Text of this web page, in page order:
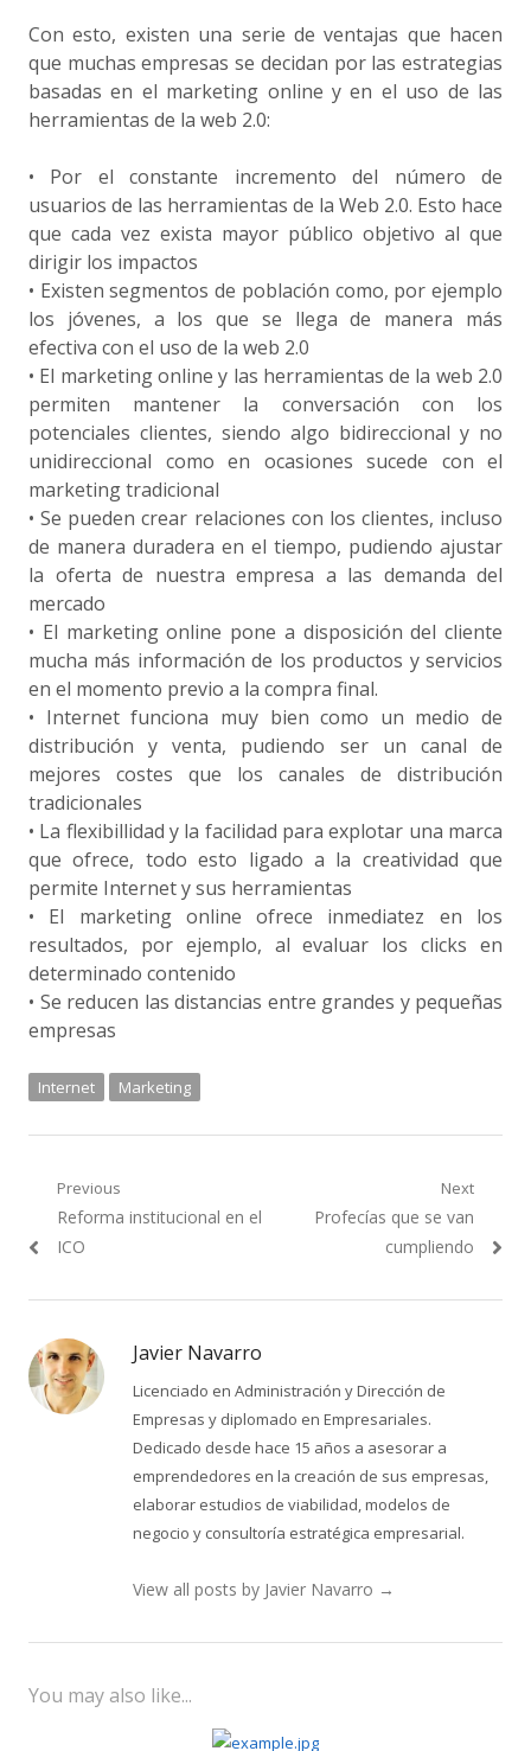
Con esto, existen una serie de ventajas que hacen
que muchas empresas se decidan por las estrategias
basadas en el marketing online y en el uso de las
herramientas de la web 2.0:
• Por el constante incremento del número de
usuarios de las herramientas de la Web 2.0. Esto hace
que cada vez exista mayor público objetivo al que
dirigir los impactos
• Existen segmentos de población como, por ejemplo
los jóvenes, a los que se llega de manera más
efectiva con el uso de la web 2.0
• El marketing online y las herramientas de la web 2.0
permiten mantener la conversación con los
potenciales clientes, siendo algo bidireccional y no
unidireccional como en ocasiones sucede con el
marketing tradicional
• Se pueden crear relaciones con los clientes, incluso
de manera duradera en el tiempo, pudiendo ajustar
la oferta de nuestra empresa a las demanda del
mercado
• El marketing online pone a disposición del cliente
mucha más información de los productos y servicios
en el momento previo a la compra final.
• Internet funciona muy bien como un medio de
distribución y venta, pudiendo ser un canal de
mejores costes que los canales de distribución
tradicionales
• La flexibillidad y la facilidad para explotar una marca
que ofrece, todo esto ligado a la creatividad que
permite Internet y sus herramientas
• El marketing online ofrece inmediatez en los
resultados, por ejemplo, al evaluar los clicks en
determinado contenido
• Se reducen las distancias entre grandes y pequeñas
empresas
Internet Marketing
Navegación
de
Previous
Previous
post:
Reforma institucional en el
ICO
Next
Next
Profecías que se van
cumpliendo
Javier Navarro
Licenciado en Administración y Dirección de
Empresas y diplomado en Empresariales.
Dedicado desde hace 15 años a asesorar a
emprendedores en la creación de sus empresas,
elaborar estudios de viabilidad, modelos de
negocio y consultoría estratégica empresarial.
View all posts by Javier Navarro →
You may also like...